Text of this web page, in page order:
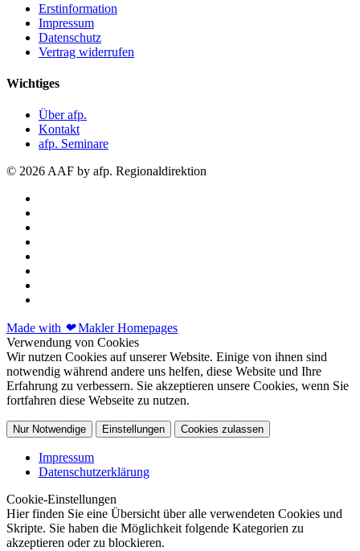
Erstinformation
Impressum
Datenschutz
Vertrag widerrufen
Wichtiges
Über afp.
Kontakt
afp. Seminare
© 2026 AAF by afp. Regionaldirektion
Made with ❤Makler Homepages
Verwendung von Cookies
Wir nutzen Cookies auf unserer Website. Einige von ihnen sind
notwendig während andere uns helfen, diese Website und Ihre
Erfahrung zu verbessern. Sie akzeptieren unsere Cookies, wenn Sie
fortfahren diese Webseite zu nutzen.
Nur Notwendige Einstellungen Cookies zulassen
Impressum
Datenschutzerklärung
Cookie-Einstellungen
Hier finden Sie eine Übersicht über alle verwendeten Cookies und
Skripte. Sie haben die Möglichkeit folgende Kategorien zu
akzeptieren oder zu blockieren.